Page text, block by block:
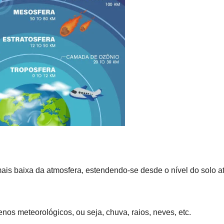
baixa da atmosfera, estendendo-se desde o nível do solo
meteorológicos, ou seja, chuva, raios, neves, etc.